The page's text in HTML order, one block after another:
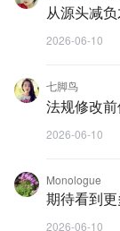
从源头减
2026-06-10
七脚鸟
法规修改
2026-06-10
Monologue
期待看到
2026-06-10